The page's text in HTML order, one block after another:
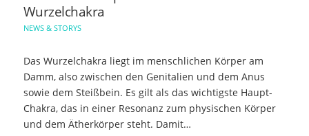
Wurzelchakra
NEWS & STORYS
Das Wurzelchakra liegt im menschlichen Körper am
Damm, also zwischen den Genitalien und dem Anus
sowie dem Steißbein. Es gilt als das wichtigste Haupt-
Chakra, das in einer Resonanz zum physischen Körper
und dem Ätherkörper steht. Damit…